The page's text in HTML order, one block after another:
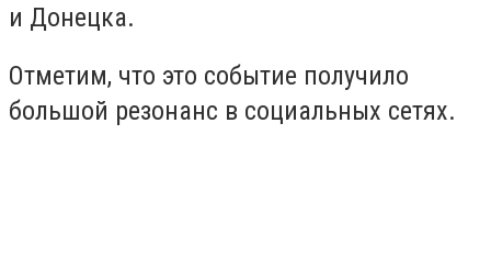
и Донецка.
Отметим, что это событие получило
большой резонанс в социальных сетях.